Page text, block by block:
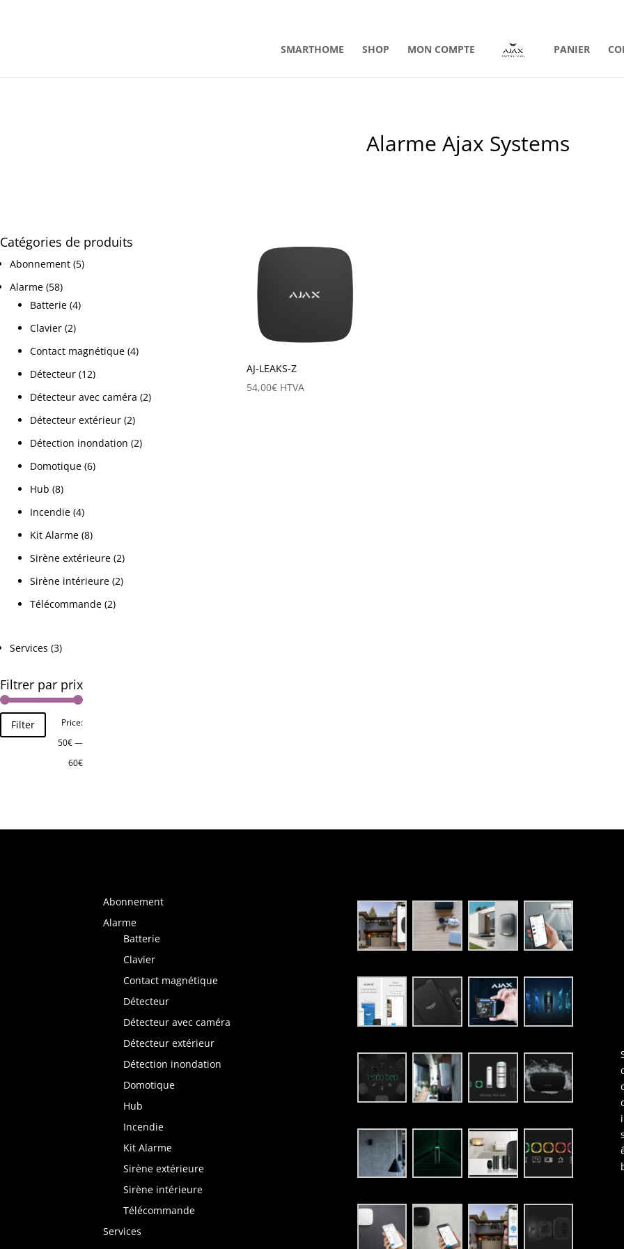
SMARTHOME SHOP MON COMPTE PANIER
Alarme Ajax Systems
Catégories de produits
Abonnement (5)
Alarme (58)
Batterie (4)
Clavier (2)
Contact magnétique (4)
Détecteur (12)
Détecteur avec caméra (2)
Détecteur extérieur (2)
Détection inondation (2)
Domotique (6)
Hub (8)
Incendie (4)
Kit Alarme (8)
Sirène extérieure (2)
Sirène intérieure (2)
Télécommande (2)
Services (3)
Filtrer par prix
Filter
Price:
50€—
60€
AJ-LEAKS-Z
54,00€ HTVA
Abonnement
Alarme
Batterie
Clavier
Contact magnétique
Détecteur
Détecteur avec caméra
Détecteur extérieur
Détection inondation
Domotique
Hub
Incendie
Kit Alarme
Sirène extérieure
Sirène intérieure
Télécommande
Services